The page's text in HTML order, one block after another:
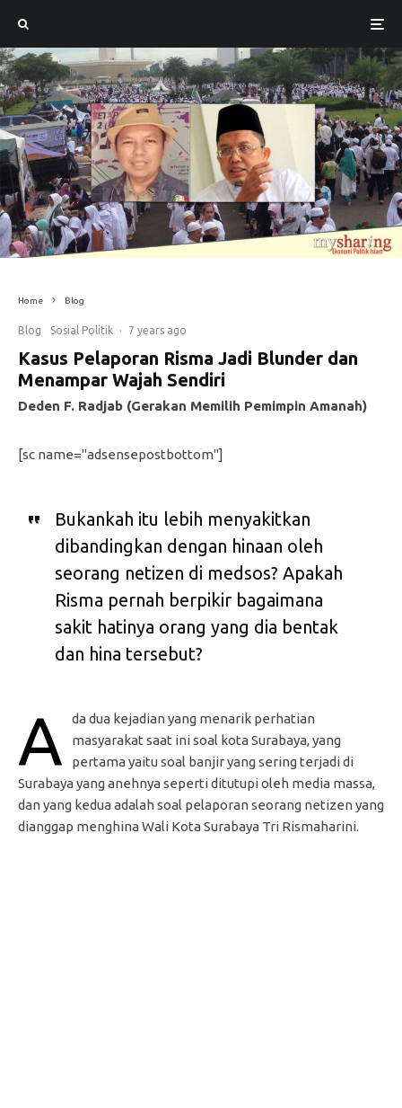
Home Blog
Blog Sosial Politik · 7 years ago
Kasus Pelaporan Risma Jadi Blunder dan
Menampar Wajah Sendiri
Deden F. Radjab (Gerakan Memilih Pemimpin Amanah)
[sc name="adsensepostbottom"]
Bukankah itu lebih menyakitkan
dibandingkan dengan hinaan oleh
seorang netizen di medsos? Apakah
Risma pernah berpikir bagaimana
sakit hatinya orang yang dia bentak
dan hina tersebut?
A
da dua kejadian yang menarik perhatian
masyarakat saat ini soal kota Surabaya, yang
pertama yaitu soal banjir yang sering terjadi di
Surabaya yang anehnya seperti ditutupi oleh media massa,
dan yang kedua adalah soal pelaporan seorang netizen yang
dianggap menghina Wali Kota Surabaya Tri Rismaharini.